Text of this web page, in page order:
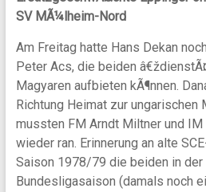
SV MÃ¼lheim-Nord
Am Freitag hatte Hans Dekan
Peter Acs, die beiden
Magyaren aufbieten kÃ¶nnen.
Richtung Heimat zur
mussten FM Arndt Miltner und IM
wieder ran. Erinnerung an alte
Saison 1978/79 die beiden in der
Bundesligasaison (damals noch